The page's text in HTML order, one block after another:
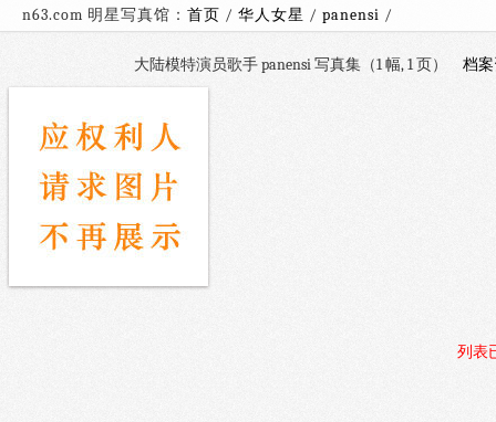
n63.com 明星写真馆： 首页 / 华人女星 / panensi /
大陆模特演员歌手 panensi 写真集（1 幅, 1 页） 档
列表